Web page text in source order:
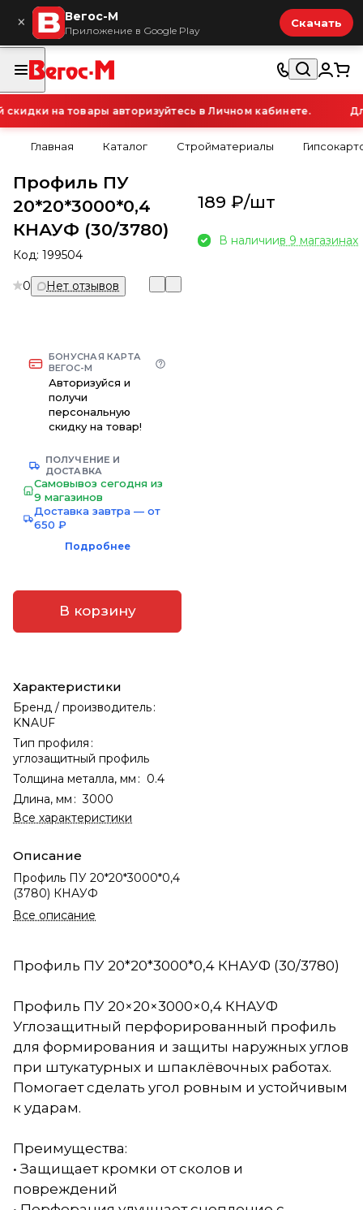
× Вегос-М
Приложение в Google Play
Скачать
на товары авторизуйтесь в Личном кабинете.
Главная Каталог Стройматериалы
Профиль ПУ
20*20*3000*0,4
КНАУФ (30/3780)
Код: 199504
0 Нет отзывов
БОНУСНАЯ КАРТА
ВЕГОС-М
Авторизуйся и
получи
персональную
скидку на товар!
ПОЛУЧЕНИЕ И
ДОСТАВКА
Самовывоз сегодня из
9 магазинов
Доставка завтра — от
650 ₽
Подробнее
В корзину
Характеристики
Бренд / производитель:
KNAUF
Тип профиля :
углозащитный профиль
Толщина металла, мм : 0.4
Длина, мм : 3000
Все характеристики
Описание
Профиль ПУ 20*20*3000*0,4
(3780) КНАУФ
Все описание
189 ₽/шт
В наличиив 9 магазинах
Профиль ПУ 20*20*3000*0,4 КНАУФ (30/3780)
Профиль ПУ 20×20×3000×0,4 КНАУФ
Углозащитный перфорированный профиль
для формирования и защиты наружных углов
при штукатурных и шпаклёвочных работах.
Помогает сделать угол ровным и устойчивым
к ударам.
Преимущества:
• Защищает кромки от сколов и
повреждений